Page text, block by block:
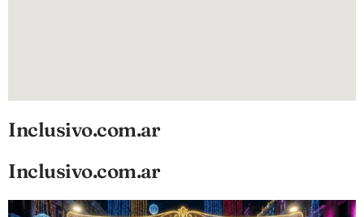
Inclusivo.com.ar
Inclusivo.com.ar